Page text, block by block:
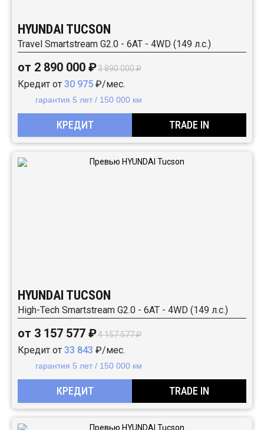
HYUNDAI TUCSON
Travel Smartstream G2.0 - 6AT - 4WD (149 л.с.)
от 2 890 000 ₽3 890 000 ₽
Кредит от 30 975 ₽/мес.
гарантия 5 лет / 150 000 км
КРЕДИТ TRADE IN
HYUNDAI TUCSON
High-Tech Smartstream G2.0 - 6AT - 4WD (149 л.с.)
от 3 157 577 ₽4 157 577 ₽
Кредит от 33 843 ₽/мес.
гарантия 5 лет / 150 000 км
КРЕДИТ TRADE IN